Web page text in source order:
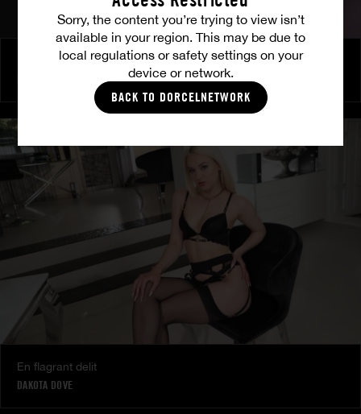
Sorry, the content you’re trying to view isn’t
available in your region. This may be due to
local regulations or safety settings on your
device or network.
BACK TO DORCELNETWORK
Micoco gère l'affaire - Plan à trois
BINTI LOVE
En flagrant delit
DAKOTA DOVE